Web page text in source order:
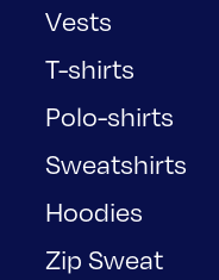
Vests
T-shirts
Polo-shirts
Sweatshirts
Hoodies
Zip Sweat